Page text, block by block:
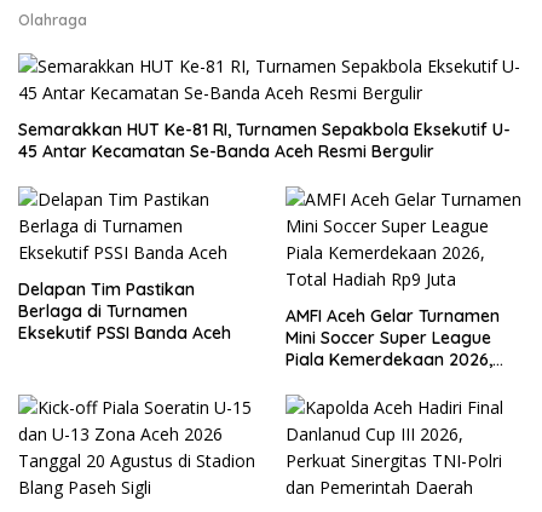
Olahraga
Semarakkan HUT Ke-81 RI, Turnamen Sepakbola Eksekutif U-
45 Antar Kecamatan Se-Banda Aceh Resmi Bergulir
Delapan Tim Pastikan
Berlaga di Turnamen
Eksekutif PSSI Banda Aceh
AMFI Aceh Gelar Turnamen
Mini Soccer Super League
Piala Kemerdekaan 2026,